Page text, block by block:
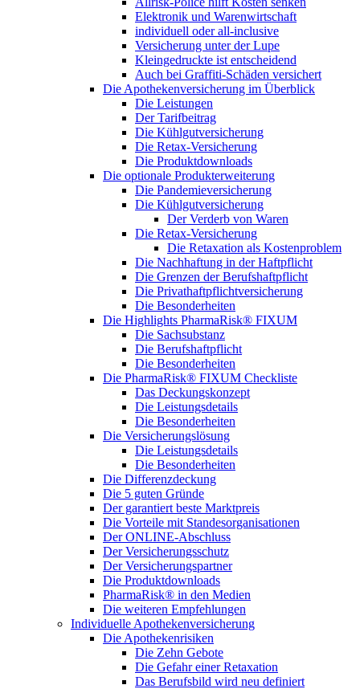
Elektronik und Warenwirtschaft
individuell oder all-inclusive
Versicherung unter der Lupe
Kleingedruckte ist entscheidend
Auch bei Graffiti-Schäden versichert
Die Apothekenversicherung im Überblick
Die Leistungen
Der Tarifbeitrag
Die Kühlgutversicherung
Die Retax-Versicherung
Die Produktdownloads
Die optionale Produkterweiterung
Die Pandemieversicherung
Die Kühlgutversicherung
Der Verderb von Waren
Die Retax-Versicherung
Die Retaxation als Kostenproblem
Die Nachhaftung in der Haftpflicht
Die Grenzen der Berufshaftpflicht
Die Privathaftpflichtversicherung
Die Besonderheiten
Die Highlights PharmaRisk® FIXUM
Die Sachsubstanz
Die Berufshaftpflicht
Die Besonderheiten
Die PharmaRisk® FIXUM Checkliste
Das Deckungskonzept
Die Leistungsdetails
Die Besonderheiten
Die Versicherungslösung
Die Leistungsdetails
Die Besonderheiten
Die Differenzdeckung
Die 5 guten Gründe
Der garantiert beste Marktpreis
Die Vorteile mit Standesorganisationen
Der ONLINE-Abschluss
Der Versicherungsschutz
Der Versicherungspartner
Die Produktdownloads
PharmaRisk® in den Medien
Die weiteren Empfehlungen
Individuelle Apothekenversicherung
Die Apothekenrisiken
Die Zehn Gebote
Die Gefahr einer Retaxation
Das Berufsbild wird neu definiert